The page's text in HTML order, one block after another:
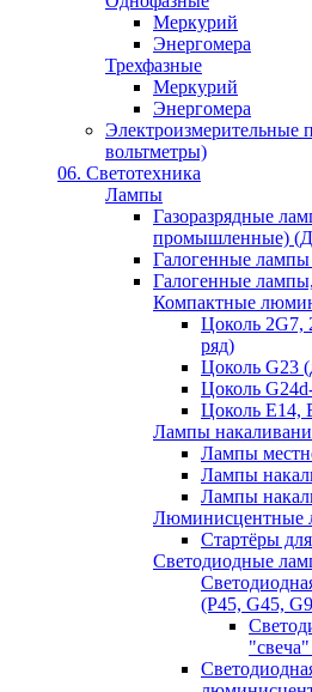
Меркурий
Энергомера
Трехфазные
Меркурий
Энергомера
Электроизмерительные
вольтметры)
06. Светотехника
Лампы
Газоразрядные
промышленные)
Галогенные
Галогенные
Компактные
Цоколь 2G7,
ряд)
Цоколь G23
Цоколь
Цоколь Е14,
Лампы
Лампы
Лампы
Лампы
Люминисцентные
Стартёры
Светодиодные
(P45, G45,